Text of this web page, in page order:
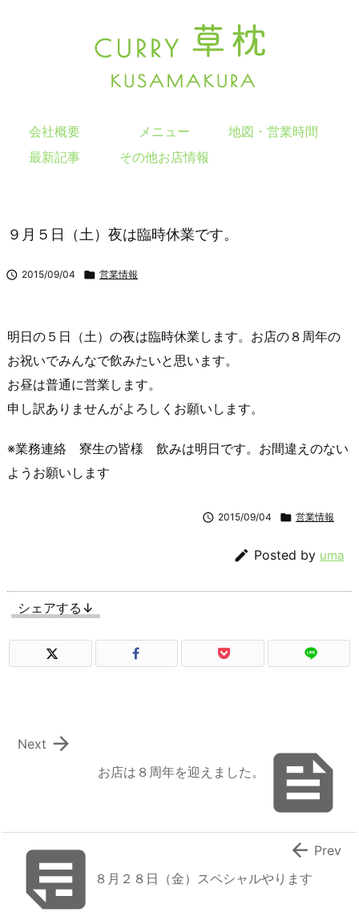
会社概要 メニュー
地図・営業時間
最新記事
その他お店情報
９月５日（土）夜は臨時休業です。
 2015/09/04  営業情報
明日の５日（土）の夜は臨時休業します。お店の８周年の
お祝いでみんなで飲みたいと思います。
お昼は普通に営業します。
申し訳ありませんがよろしくお願いします。
※業務連絡 寮生の皆様 飲みは明日です。お間違えのない
ようお願いします
 2015/09/04  営業情報
 Posted by uma
シェアする↓

お店は８周年を迎えました。

Next
 ８月２８日（金）スペシャルやります
 Prev